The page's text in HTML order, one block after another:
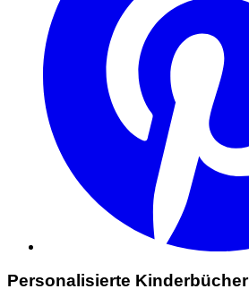
Personalisierte Kinderbücher